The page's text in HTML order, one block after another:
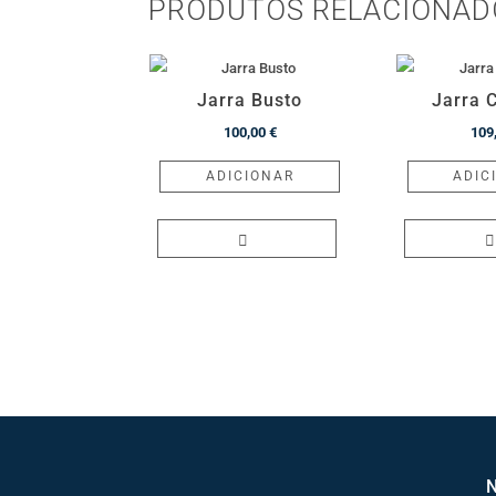
PRODUTOS
Jarra Busto
100,00 €
ADICIONAR
Jarra